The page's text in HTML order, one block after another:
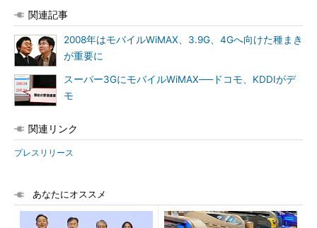
関連記事
2008年はモバイルWiMAX、3.9G、4Gへ向けた種まき
が重要に
スーパー3GにモバイルWiMAX──ドコモ、KDDIがデ
モ
関連リンク
プレスリリース
あなたにオススメ